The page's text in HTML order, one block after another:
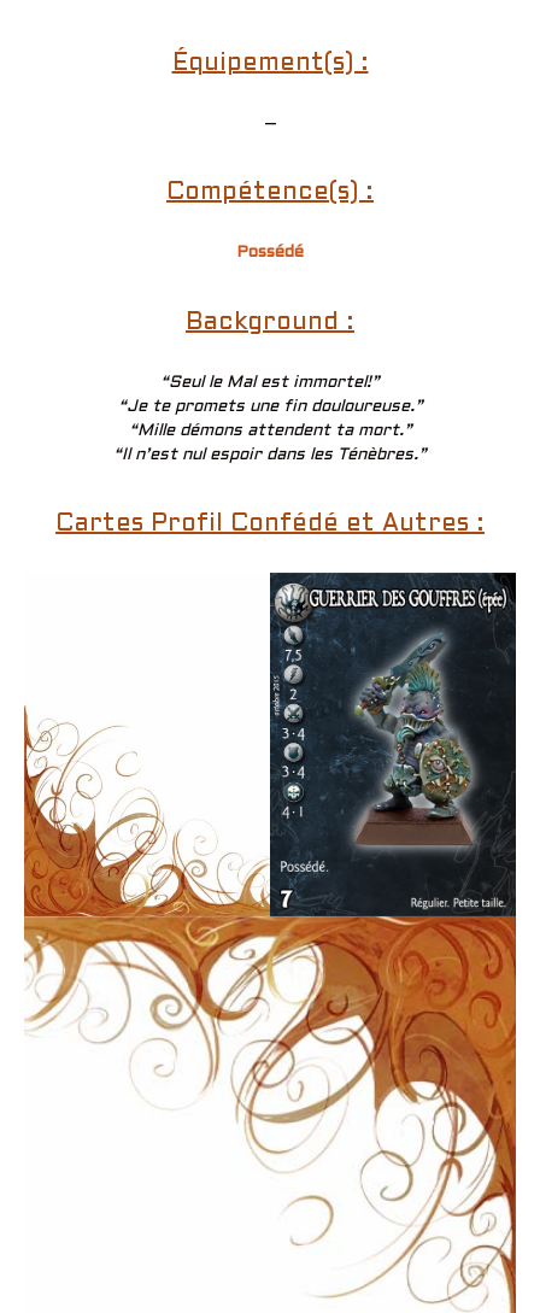
Équipement(s) :
–
Compétence(s) :
Possédé
Background :
“Seul le Mal est immortel!”
“Je te promets une fin douloureuse.”
“Mille démons attendent ta mort.”
“Il n’est nul espoir dans les Ténèbres.”
Cartes Profil Confédé et Autres :